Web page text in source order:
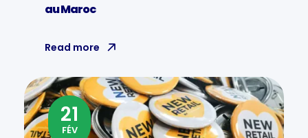
au Maroc
Read more
21
FÉV